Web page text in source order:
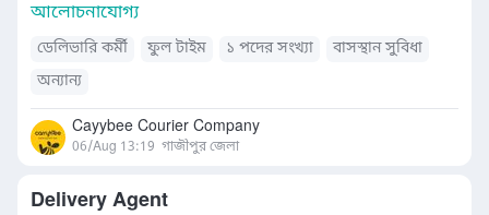
আলোচনাযোগ্য
ডেলিভারি কর্মী ফুল টাইম ১ পদের সংখ্যা
বাসস্থান সুবিধা
অন্যান্য
Cayybee Courier Company
06/Aug 13:19 গাজীপুর জেলা
Delivery Agent